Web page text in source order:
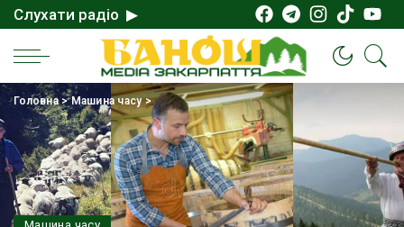
Слухати радіо ▶
Головна>Машина часу>